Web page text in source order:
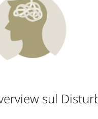
sul